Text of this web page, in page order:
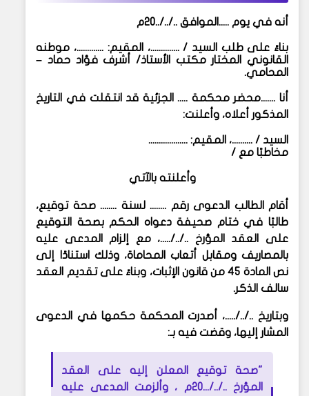
أنه في يوم .....الموافق ../../..20م
بناءً على طلب السيد / ..............، المقيم: .............، موطنه
القانوني
المختارمكتب الأستاذ/ أشرف فؤاد حماد –
المحامي.
أنا .......محضر محكمة ..... الجزئية قد انتقلت في التاريخ
المذكور أعلاه، وأعلنت:
السيد / ..........، المقيم: ...................
مخاطبًا مع /
وأعلنته بالآتي
أقام الطالب الدعوى رقم ........ لسنة ........ صحة توقيع،
طالبًا في ختام صحيفة دعواه الحكم بصحة التوقيع
على العقد المؤرخ ../../.....، مع إلزام المدعى عليه
بالمصاريف ومقابل أتعاب المحاماة، وذلك استنادًا إلى
نص المادة 45 من قانون الإثبات، وبناءً على تقديم العقد
سالف الذكر.
وبتاريخ ../../.....، أصدرت المحكمة حكمها في الدعوى
المشار إليها، وقضت فيه بـ:
"صحة توقيع المعلن إليه على العقد
المؤرخ ../../...20م ، وألزمت المدعى عليه